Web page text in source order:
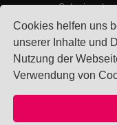
Cookies helfen uns
unserer Inhalte und
Nutzung der
Verwendung von
Wordpress